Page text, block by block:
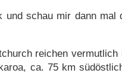
schau mir dann mal
reichen
ca. 75 km